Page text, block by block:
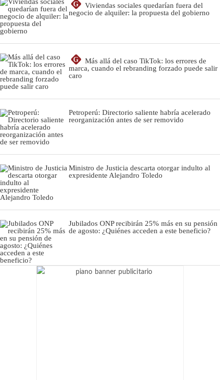
G
Viviendas sociales quedarían fuera del
negocio de alquiler: la propuesta del gobierno
G
Más allá del caso TikTok: los errores de
marca, cuando el rebranding forzado puede salir
caro
Petroperú: Directorio saliente habría acelerado
reorganización antes de ser removido
Ministro de Justicia descarta otorgar indulto al
expresidente Alejandro Toledo
Jubilados ONP recibirán 25% más en su pensión
de agosto: ¿Quiénes acceden a este beneficio?